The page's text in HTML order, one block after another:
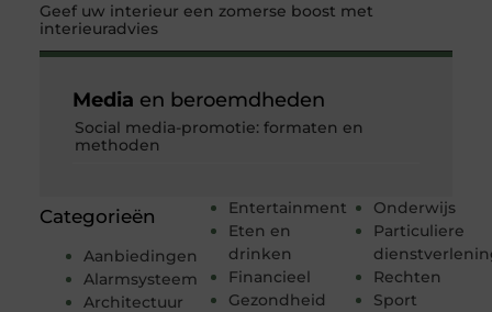
Geef uw interieur een zomerse boost met
interieuradvies
Categorieën
Aanbiedingen
Alarmsysteem
Architectuur
Entertainment
Eten en
drinken
Financieel
Gezondheid
Onderwijs
Particuliere
Rechten
Sport
Media en beroemdheden
Social media-promotie: formaten en
methoden